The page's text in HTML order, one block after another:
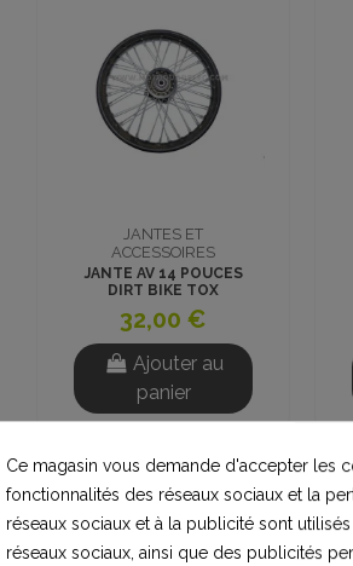
JANTES ET
ACCESSOIRES
JANTE AV 14 POUCES
DIRT BIKE TOX
32,00 €
Ajouter au
panier
Ce magasin vous demande d'accepter les
fonctionnalités des réseaux sociaux et la
réseaux sociaux et à la publicité sont
réseaux sociaux, ainsi que des publicités